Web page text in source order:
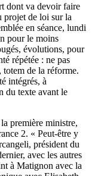
dont va devoir faire
projet de loi sur la
en séance, lundi
pour le moins
évolutions, pour
répétée : ne pas
totem de la réforme.
intégrés, à
du texte avant le
première ministre,
2. « Peut-être y
président du
avec les autres
à Matignon avec la